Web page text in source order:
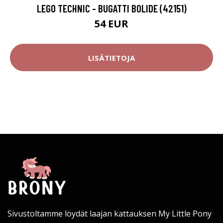
LEGO TECHNIC - BUGATTI BOLIDE (42151)
54 EUR
LISÄTIETOJA
Sivustoltamme löydät laajan kattauksen My Little Pony